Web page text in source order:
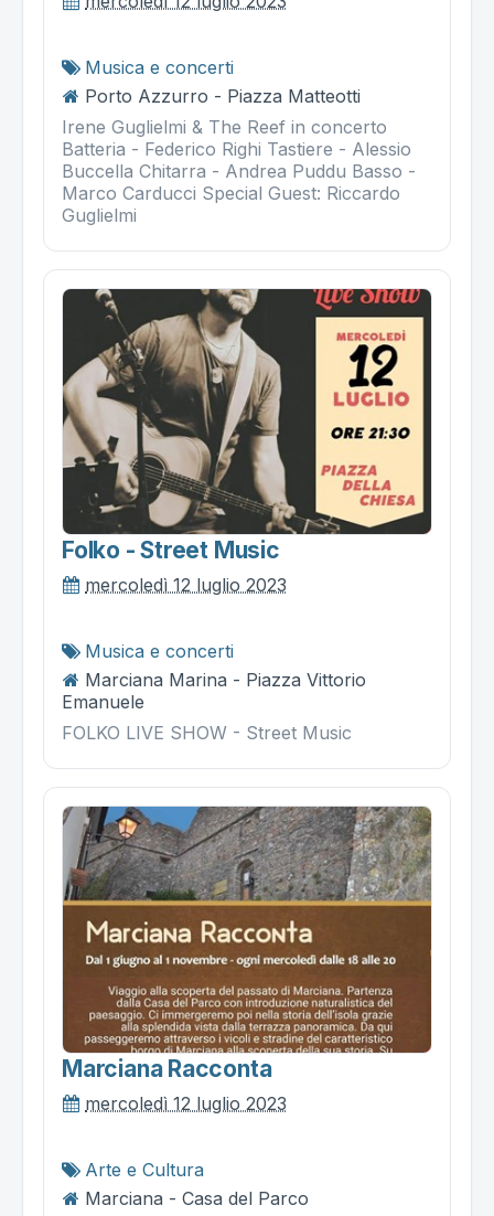
Musica e concerti
Porto Azzurro - Piazza Matteotti
Irene Guglielmi & The Reef in concerto
Batteria - Federico Righi Tastiere - Alessio
Buccella Chitarra - Andrea Puddu Basso -
Marco Carducci Special Guest: Riccardo
Guglielmi
Folko - Street Music
mercoledì 12 luglio 2023
Musica e concerti
Marciana Marina - Piazza Vittorio
Emanuele
FOLKO LIVE SHOW - Street Music
Marciana Racconta
mercoledì 12 luglio 2023
Arte e Cultura
Marciana - Casa del Parco